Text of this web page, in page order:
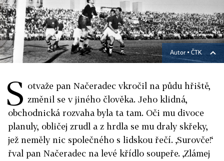
Autor ▪ ČTK
S otvaže pan Načeradec vkročil na půdu hřiště,
změnil se v jiného člověka. Jeho klidná,
obchodnická rozvaha byla ta tam. Oči mu divoce
planuly, obličej zrudl a z hrdla se mu draly skřeky,
jež neměly nic společného s lidskou řečí. ‚Surovče!‘
řval pan Načeradec na levé křídlo soupeře. ‚Zlámej